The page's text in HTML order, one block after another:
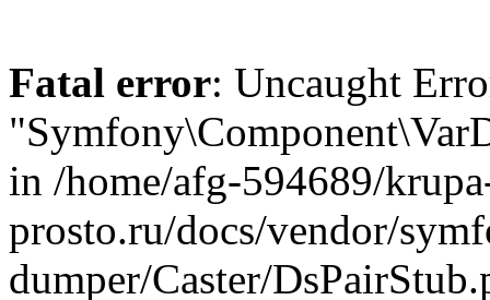
Fatal error: Uncaught
in /home/afg-594689/
prosto.ru/docs/vendor/
dumper/Caster/